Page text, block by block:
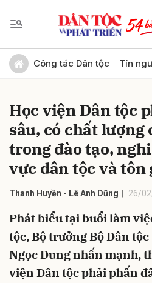
Công tác Dân tộc Tín
Học viện Dân tộc
sâu, có chất lượng
trong đào tạo,
vực dân tộc và tôn
Thanh Huyền - Lê Anh Dũng 26/
Phát biểu tại buổi làm
tộc, Bộ trưởng Bộ Dân
Ngọc Dung nhấn mạnh,
viện Dân tộc phải phấn
Gửi bình luận